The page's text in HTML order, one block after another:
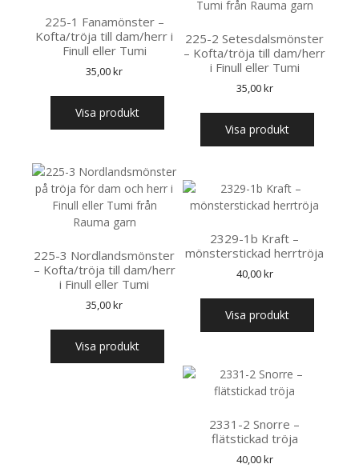
225-1 Fanamönster –
Kofta/tröja till dam/herr i
Finull eller Tumi
35,00kr
Visa produkt
225-2 Setesdalsmönster
– Kofta/tröja till dam/herr
i Finull eller Tumi
35,00kr
Visa produkt
225-3 Nordlandsmönster
– Kofta/tröja till dam/herr
i Finull eller Tumi
35,00kr
Visa produkt
2329-1b Kraft –
mönsterstickad herrtröja
40,00kr
Visa produkt
2331-2 Snorre –
flätstickad tröja
40,00kr